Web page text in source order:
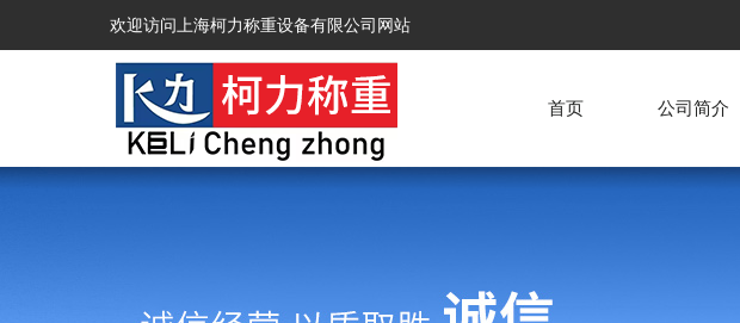
欢迎访问上海柯力称重设备有限公司网站
首页 公司简介